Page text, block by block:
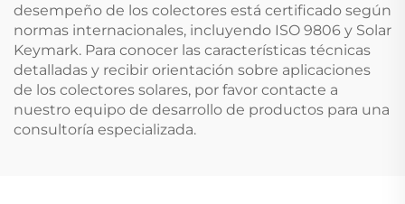
desempeño de los colectores está certificado según
normas internacionales, incluyendo ISO 9806 y Solar
Keymark. Para conocer las características técnicas
detalladas y recibir orientación sobre aplicaciones
de los colectores solares, por favor contacte a
nuestro equipo de desarrollo de productos para una
consultoría especializada.